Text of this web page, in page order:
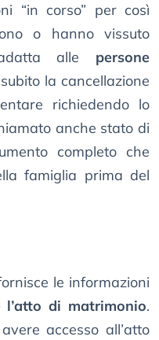
“in corso” per così
o hanno vissuto
alle persone
la cancellazione
richiedendo lo
anche stato di
completo che
famiglia prima del
le informazioni
l’atto di matrimonio.
accesso all’atto